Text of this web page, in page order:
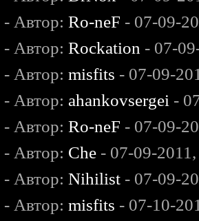
- Автор:Ro-neF - 07-09-
- Автор:Rockation - 07-
- Автор:misfits - 07-09-
- Автор: ahankovsergei -
- Автор:Ro-neF - 07-09-
- Автор: Che - 07-09-
- Автор:Nihilist - 07-09-
- Автор:misfits - 07-10-